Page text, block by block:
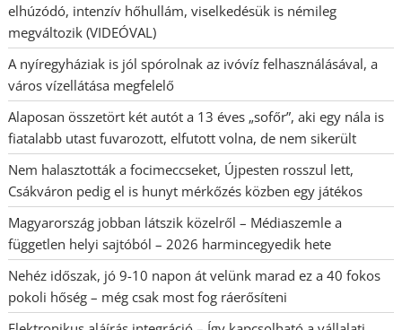
elhúzódó, intenzív hőhullám, viselkedésük is némileg
megváltozik (VIDEÓVAL)
A nyíregyháziak is jól spórolnak az ivóvíz felhasználásával, a
város vízellátása megfelelő
Alaposan összetört két autót a 13 éves „sofőr”, aki egy nála is
fiatalabb utast fuvarozott, elfutott volna, de nem sikerült
Nem halasztották a focimeccseket, Újpesten rosszul lett,
Csákváron pedig el is hunyt mérkőzés közben egy játékos
Magyarország jobban látszik közelről – Médiaszemle a
független helyi sajtóból – 2026 harmincegyedik hete
Nehéz időszak, jó 9-10 napon át velünk marad ez a 40 fokos
pokoli hőség – még csak most fog ráerősíteni